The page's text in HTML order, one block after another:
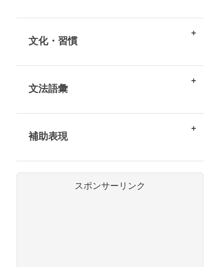
文化・習慣
文法語彙
補助表現
スポンサーリンク